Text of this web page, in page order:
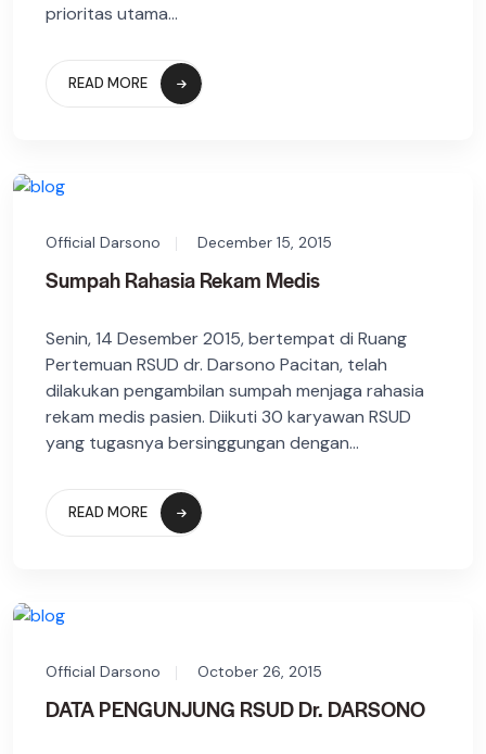
prioritas utama...
READ MORE
Official Darsono December 15, 2015
Sumpah Rahasia Rekam Medis
Senin, 14 Desember 2015, bertempat di Ruang
Pertemuan RSUD dr. Darsono Pacitan, telah
dilakukan pengambilan sumpah menjaga rahasia
rekam medis pasien. Diikuti 30 karyawan RSUD
yang tugasnya bersinggungan dengan...
READ MORE
Official Darsono October 26, 2015
DATA PENGUNJUNG RSUD Dr. DARSONO